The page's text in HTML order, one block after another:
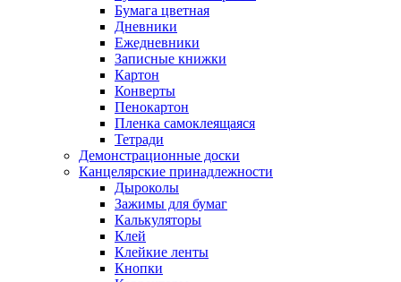
Бумага цветная
Дневники
Ежедневники
Записные книжки
Картон
Конверты
Пенокартон
Пленка самоклеящаяся
Тетради
Демонстрационные доски
Канцелярские принадлежности
Дыроколы
Зажимы для бумаг
Калькуляторы
Клей
Клейкие ленты
Кнопки